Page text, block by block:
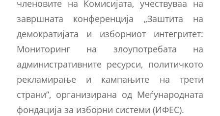
членовите на Комисијата, учествуваа на
завршната конференција „Заштита на
демократијата и изборниот интегритет:
Мониторинг на злоупотребата на
административните ресурси, политичкото
рекламирање и кампањите на трети
страни”, организирана од Меѓународната
фондација за изборни системи (ИФЕС).